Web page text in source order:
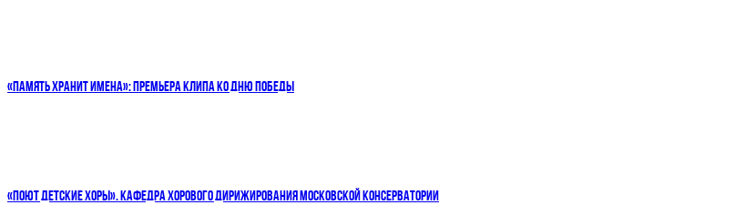
«ПАМЯТЬ ХРАНИТ ИМЕНА»: ПРЕМЬЕРА КЛИПА КО ДНЮ ПОБЕДЫ
«ПОЮТ ДЕТСКИЕ ХОРЫ». КАФЕДРА ХОРОВОГО ДИРИЖИРОВАНИЯ МОСКОВСКОЙ КОНСЕРВАТОРИИ